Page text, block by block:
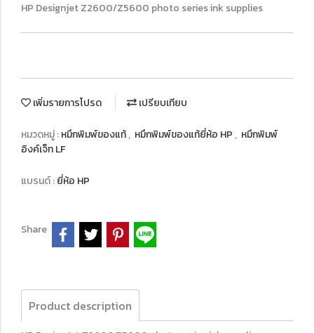
HP Designjet Z2600/Z5600 photo series ink supplies
เพิ่มรายการโปรด เปรียบเทียบ
หมวดหมู่ :หมึกพิมพ์ของแท้, หมึกพิมพ์ของแท้ยี่ห้อ HP , หมึกพิมพ์
อิงค์เจ็ท LF
แบรนด์ :ยี่ห้อ HP
Share
Product description